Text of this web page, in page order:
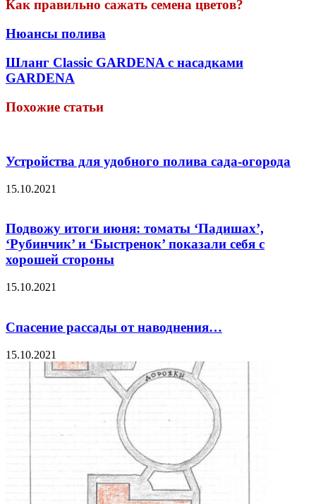
Как правильно сажать семена цветов?
Нюансы полива
Шланг Classic GARDENA с насадками
GARDENA
Похожие статьи
Устройства для удобного полива сада-огорода
15.10.2021
Подвожу итоги июня: томаты ‘Падишах’,
‘Рубинчик’ и ‘Быстренок’ показали себя с
хорошей стороны
15.10.2021
Спасение рассады от наводнения…
15.10.2021